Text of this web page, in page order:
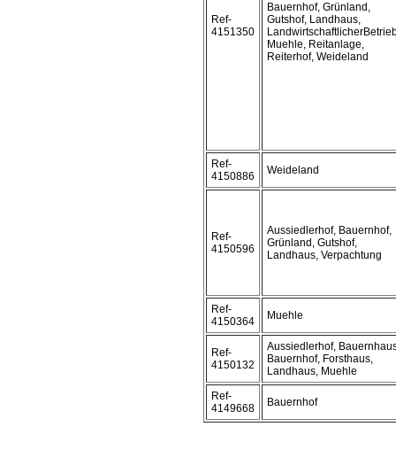
Ref-
4151350
Bauernhof, Grünland,
Gutshof, Landhaus,
Muehle, Reitanlage,
Reiterhof, Weideland
Ref-
4150886
Weideland
Ref-
4150596
Aussiedlerhof, Bauernhof,
Grünland, Gutshof,
Landhaus, Verpachtung
Ref-
4150364
Muehle
Ref-
4150132
Aussiedlerhof,
Bauernhof, Forsthaus,
Landhaus, Muehle
Ref-
4149668
Bauernhof